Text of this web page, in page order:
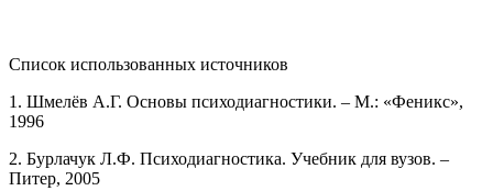
Список использованных источников
1. Шмелёв А.Г. Основы психодиагностики. – М.: «Феникс»,
1996
2. Бурлачук Л.Ф. Психодиагностика. Учебник для вузов. –
Питер, 2005